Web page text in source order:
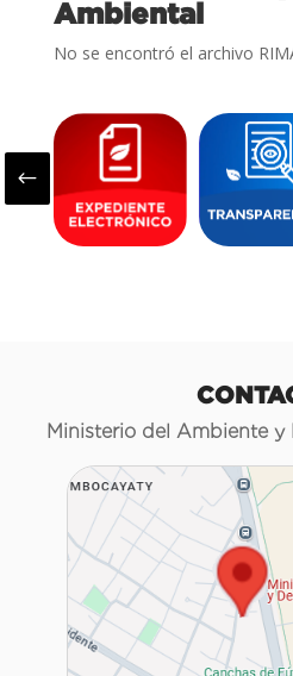
Ambiental
No se encontró el archivo
#
Ministerio del Ambiente y